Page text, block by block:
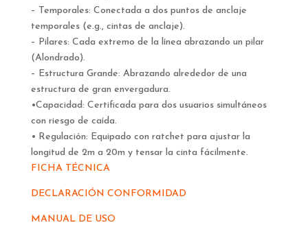
– Temporales: Conectada a dos puntos de anclaje
temporales (e.g., cintas de anclaje).
– Pilares: Cada extremo de la línea abrazando un pilar
(Alondrado).
– Estructura Grande: Abrazando alrededor de una
estructura de gran envergadura.
•Capacidad: Certificada para dos usuarios simultáneos
con riesgo de caída.
• Regulación: Equipado con ratchet para ajustar la
longitud de 2m a 20m y tensar la cinta fácilmente.
FICHA TÉCNICA
DECLARACIÓN CONFORMIDAD
MANUAL DE USO